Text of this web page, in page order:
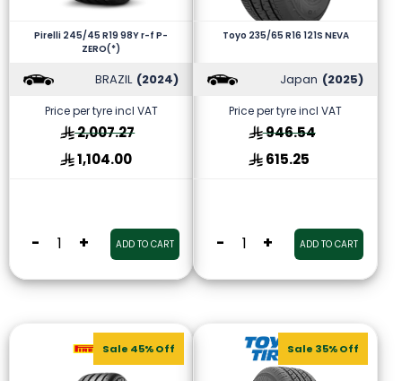
Pirelli 245/45 R19 98Y r-f P-
ZERO(*)
BRAZIL (2024)
Price per tyre incl VAT
2,007.27
1,104.00
- + ADD TO CART
Toyo 235/65 R16 121S NEVA
Japan (2025)
Price per tyre incl VAT
946.54
615.25
- + ADD TO CART
Sale 45% Off Sale 35% Off